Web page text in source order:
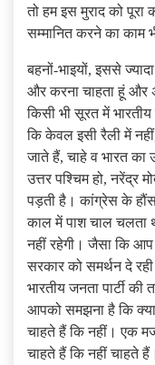
तो हम इस मुराद को
सम्मानित करने का काम
बहनों-भाइयों, इससे
और करना चाहता हूं और
किसी भी सूरत में
कि केवल इसी रैली में
जाते हैं, चाहे व भारत का
उत्तर पश्चिम हो, नरेंद्र
पड़ती है। कांग्रेस के
काल में पाश चाल चलता
नहीं रहेगी। जैसा कि
सरकार को समर्थन दे
भारतीय जनता पार्टी
आपको समझना है कि
चाहते हैं कि नहीं। एक
चाहते हैं कि नहीं चाहते